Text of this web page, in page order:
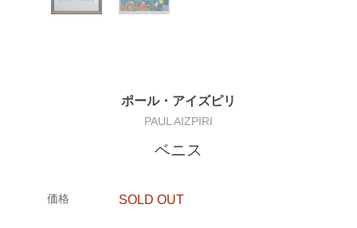
ポール・アイズピリ
PAUL AIZPIRI
ベニス
価格 SOLD OUT